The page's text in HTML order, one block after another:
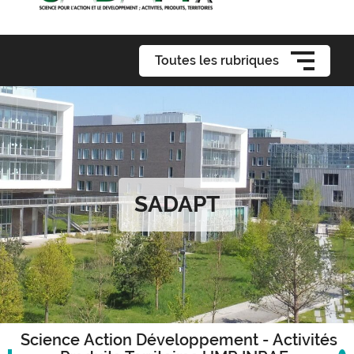
Toutes les rubriques
SADAPT
Science Action Développement - Activités